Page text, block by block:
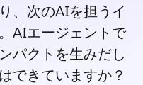
、次のAIを担うイ
AIエージェントで
パクトを生みだし
できていますか？